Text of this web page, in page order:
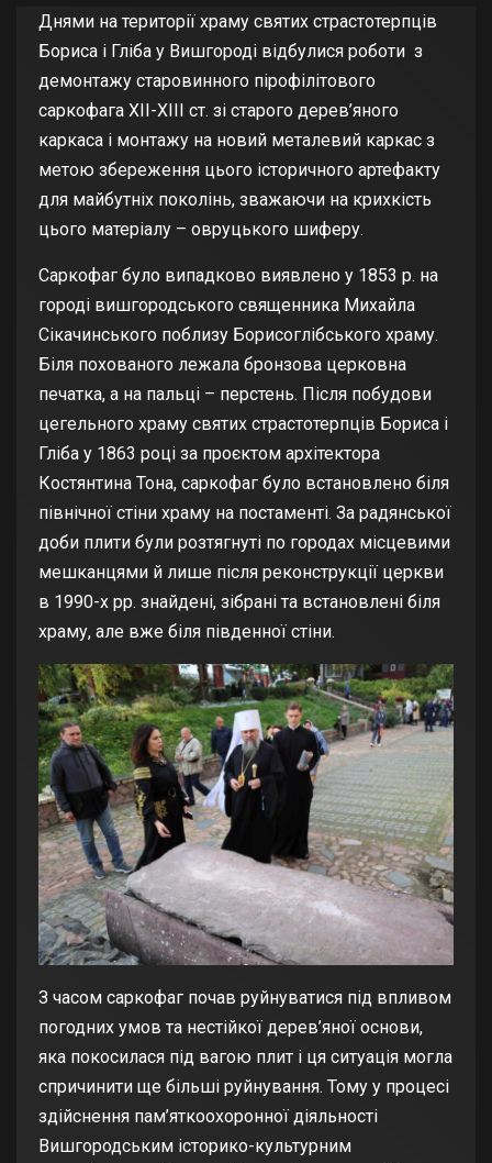
Днями на території храму святих страстотерпців
Бориса і Гліба у Вишгороді відбулися роботи з
демонтажу старовинного пірофілітового
саркофага ХІІ-ХІІІ ст. зі старого дерев’яного
каркаса і монтажу на новий металевий каркас з
метою збереження цього історичного артефакту
для майбутніх поколінь, зважаючи на крихкість
цього матеріалу – овруцького шиферу.
Саркофаг було випадково виявлено у 1853 р. на
городі вишгородського священника Михайла
Сікачинського поблизу Борисоглібського храму.
Біля похованого лежала бронзова церковна
печатка, а на пальці – перстень. Після побудови
цегельного храму святих страстотерпців Бориса і
Гліба у 1863 році за проєктом архітектора
Костянтина Тона, саркофаг було встановлено біля
північної стіни храму на постаменті. За радянської
доби плити були розтягнуті по городах місцевими
мешканцями й лише після реконструкції церкви
в 1990-х рр. знайдені, зібрані та встановлені біля
храму, але вже біля південної стіни.
З часом саркофаг почав руйнуватися під впливом
погодних умов та нестійкої дерев’яної основи,
яка покосилася під вагою плит і ця ситуація могла
спричинити ще більші руйнування. Тому у процесі
здійснення пам’яткоохоронної діяльності
Вишгородським історико-культурним